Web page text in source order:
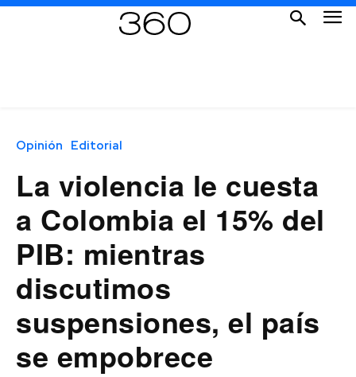
Opinión Editorial
La violencia le cuesta
a Colombia el 15% del
PIB: mientras
discutimos
suspensiones, el país
se empobrece